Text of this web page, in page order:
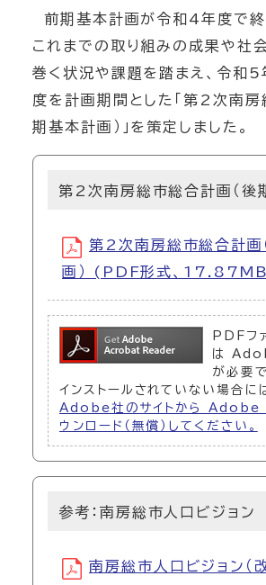
前期基本計画が令和4年度で終
これまでの取り組みの成果や社
巻く状況や課題を踏まえ、令和
度を計画期間とした「第2次南房
期基本計画）」を策定しました。
第2次南房総市総合計画（後
第2次南房総市総合計画
画） (PDF形式、
PDFフ
は
が必要
インストールされていない場合には
Adobe社のサイトから
ウンロード（無償）してください。
参考：南房総市人口ビジョン
南房総市人口ビジョン（